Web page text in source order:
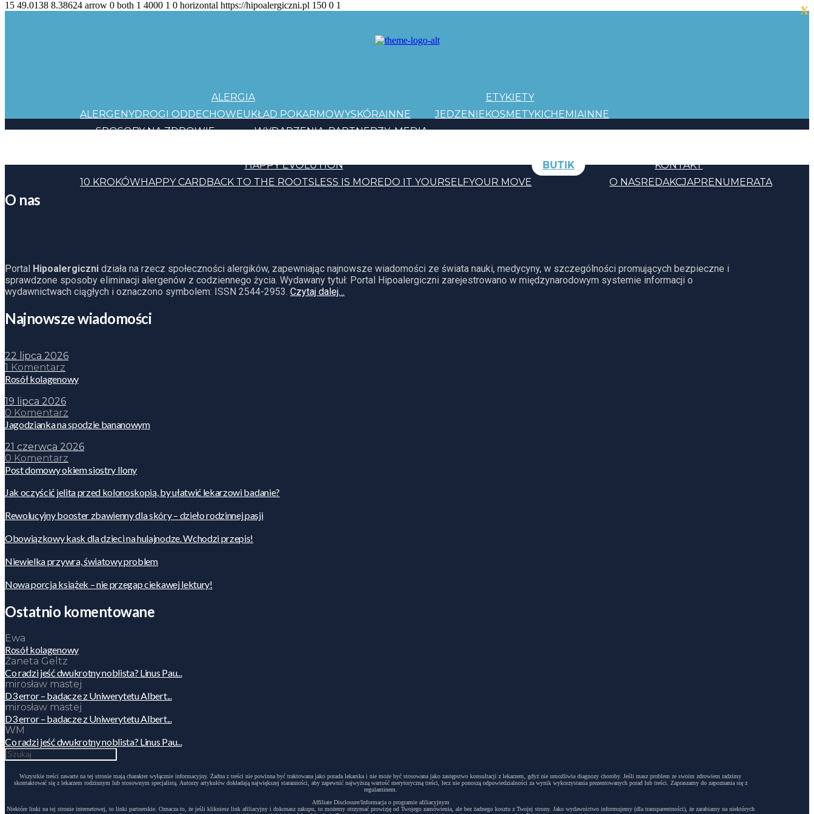
15 49.0138 8.38624 arrow 0 both 1 4000 1 0 horizontal https://hipoalergiczni.pl 150 0 1
ALERGIA
ALERGENYDROGI ODDECHOWEUKŁAD POKARMOWYSKÓRAINNE
ETYKIETY
JEDZENIEKOSMETYKICHEMIAINNE
SPOSOBY NA ZDROWIE
WYDARZENIA PARTNERZY MEDIA
HAPPY EVOLUTION
10 KROKÓWHAPPY CARDBACK TO THE ROOTSLESS IS MOREDO IT YOURSELFYOUR MOVE
BUTIK
KONTAKT
O NASREDAKCJAPRENUMERATA
O nas
Portal Hipoalergiczni działa na rzecz społeczności alergików, zapewniając najnowsze wiadomości ze świata nauki, medycyny, w szczególności promujących bezpieczne i
sprawdzone sposoby eliminacji alergenów z codziennego życia. Wydawany tytuł: Portal Hipoalergiczni zarejestrowano w międzynarodowym systemie informacji o
wydawnictwach ciągłych i oznaczono symbolem: ISSN 2544-2953. Czytaj dalej…
Najnowsze wiadomości
22 lipca 2026
1 Komentarz
Rosół kolagenowy
19 lipca 2026
0 Komentarz
Jagodzianka na spodzie bananowym
21 czerwca 2026
0 Komentarz
Post domowy okiem siostry Ilony
Jak oczyścić jelita przed kolonoskopią, by ułatwić lekarzowi badanie?
Rewolucyjny booster zbawienny dla skóry – dzieło rodzinnej pasji
Obowiązkowy kask dla dzieci na hulajnodze. Wchodzi przepis!
Niewielka przywra, światowy problem
Nowa porcja książek – nie przegap ciekawej lektury!
Ostatnio komentowane
Ewa
Rosół kolagenowy
Żaneta Geltz
Co radzi jeść dwukrotny noblista? Linus Pau...
mirosław mastej
D3 error – badacze z Uniwerytetu Albert...
mirosław mastej
D3 error – badacze z Uniwerytetu Albert...
WM
Co radzi jeść dwukrotny noblista? Linus Pau...
Wszystkie treści zawarte na tej stronie mają charakter wyłącznie informacyjny. Żadna z treści nie powinna być traktowana jako porada lekarska i nie może być stosowana jako zastępstwo konsultacji z lekarzem, gdyż nie umożliwia diagnozy choroby. Jeśli masz problem ze swoim zdrowiem radzimy
skontaktować się z lekarzem rodzinnym lub stosownym specjalistą. Autorzy artykułów dokładają największej staranności, aby zapewnić najwyższą wartość merytoryczną treści, lecz nie ponoszą odpowiedzialności za wynik wykorzystania prezentowanych porad lub treści. Zapraszamy do zapoznania się z
regulaminem.
Affiliate Disclosure/Informacja o programie afiliacyjnym
Niektóre linki na tej stronie internetowej, to linki partnerskie. Oznacza to, że jeśli klikniesz link afiliacyjny i dokonasz zakupu, to możemy otrzymać prowizję od Twojego zamówienia, ale bez żadnego kosztu z Twojej strony. Jako wydawnictwo informujemy (dla transparentności), że zarabiamy na niektórych
X